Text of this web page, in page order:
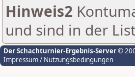
Hinweis2
und sind in der
Der Schachturnier-Ergebnis-Server©
Impressum / Nutzungsbedingungen